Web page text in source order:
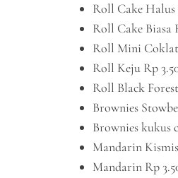
Roll Cake Halus
Roll Cake Biasa
Roll Mini
Roll Keju Rp
Roll Black
Brownies
Brownies kukus
Mandarin
Mandarin Rp